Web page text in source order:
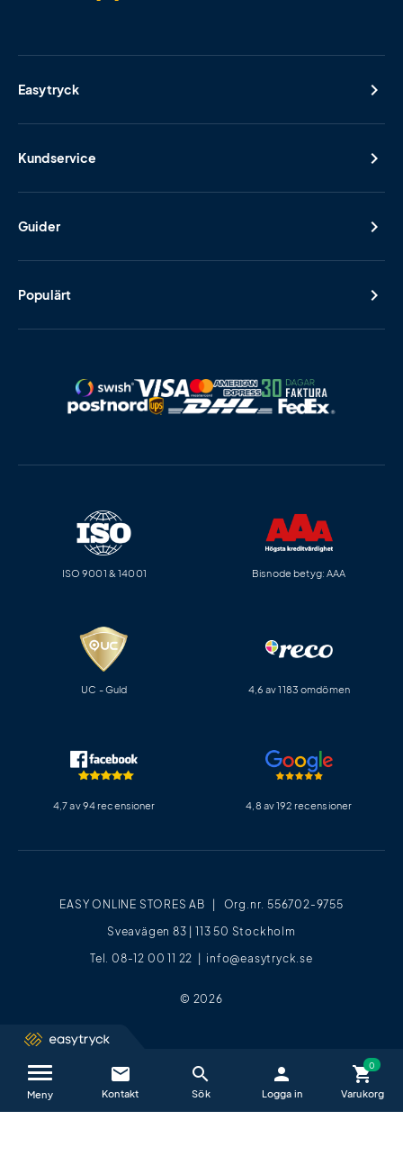
Kontakta oss / FAQ close
Easytryck
Kundservice
Guider
Populärt
EASY ONLINE STORES AB | Org.nr. 556702-9755
Sveavägen 83 | 113 50 Stockholm
Tel. 08-12 00 11 22 | info@easytryck.se
© 2026
ISO 9001 & 14001 Bisnode betyg: AAA
UC - Guld 4,6 av 1183 omdömen
4,7 av 94 recensioner 4,8 av 192 recensioner
Meny
email search person shopping_cart